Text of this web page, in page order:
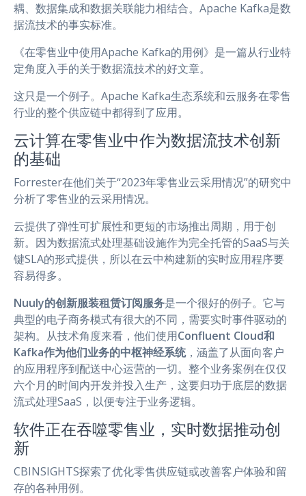
耦、数据集成和数据关联能力相结合。Apache Kafka是数
据流技术的事实标准。
《在零售业中使用Apache Kafka的用例》是一篇从行业特
定角度入手的关于数据流技术的好文章。
这只是一个例子。Apache Kafka生态系统和云服务在零售
行业的整个供应链中都得到了应用。
云计算在零售业中作为数据流技术创新
的基础
Forrester在他们关于“2023年零售业云采用情况”的研究中
分析了零售业的云采用情况。
云提供了弹性可扩展性和更短的市场推出周期，用于创
新。因为数据流式处理基础设施作为完全托管的SaaS与关
键SLA的形式提供，所以在云中构建新的实时应用程序要
容易得多。
Nuuly的创新服装租赁订阅服务是一个很好的例子。它与
典型的电子商务模式有很大的不同，需要实时事件驱动的
架构。从技术角度来看，他们使用Confluent Cloud和
Kafka作为他们业务的中枢神经系统，涵盖了从面向客户
的应用程序到配送中心运营的一切。整个业务案例在仅仅
六个月的时间内开发并投入生产，这要归功于底层的数据
流式处理SaaS，以便专注于业务逻辑。
软件正在吞噬零售业，实时数据推动创
新
CBINSIGHTS探索了优化零售供应链或改善客户体验和留
存的各种用例。